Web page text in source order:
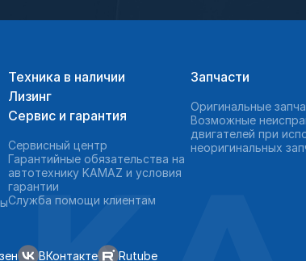
Техника в наличии
Лизинг
Сервис и гарантия
Сервисный центр
Гарантийные обязательства на
автотехнику KAMAZ и условия
гарантии
Служба помощи клиентам
Запчасти
Оригинальные
Возможные
двигателей при
неоригинальных
ВКонтакте Rutube